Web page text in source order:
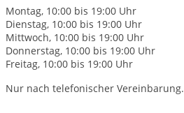
Montag, 10:00 bis 19:00 Uhr
Dienstag, 10:00 bis 19:00 Uhr
Mittwoch, 10:00 bis 19:00 Uhr
Donnerstag, 10:00 bis 19:00 Uhr
Freitag, 10:00 bis 19:00 Uhr
Nur nach telefonischer Vereinbarung.